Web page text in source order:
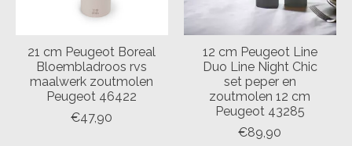
21 cm Peugeot Boreal
Bloembladroos rvs
maalwerk zoutmolen
Peugeot 46422
€47,90
12 cm Peugeot Line
Duo Line Night Chic
set peper en
zoutmolen 12 cm
Peugeot 43285
€89,90